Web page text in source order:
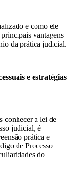
e como ele
vantagens
da prática judicial.
e estratégias
conhecer a lei de
judicial, é
prática e
de Processo
do